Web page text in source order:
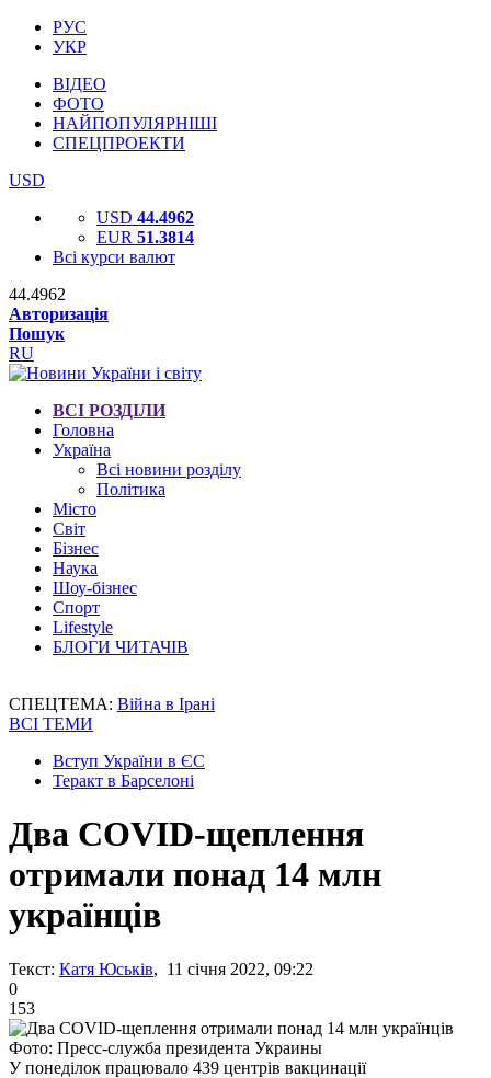
РУС
УКР
ВІДЕО
ФОТО
НАЙПОПУЛЯРНІШІ
СПЕЦПРОЕКТИ
USD
USD 44.4962
EUR 51.3814
Всі курси валют
44.4962
Авторизація
Пошук
RU
ВСІ РОЗДІЛИ
Головна
Україна
Всі новини розділу
Політика
Місто
Світ
Бізнес
Наука
Шоу-бізнес
Спорт
Lifestyle
БЛОГИ ЧИТАЧІВ
СПЕЦТЕМА: Війна в Ірані
ВСІ ТЕМИ
Вступ України в ЄС
Теракт в Барселоні
Два COVID-щеплення
отримали понад 14 млн
українців
Текст: Катя Юськів, 11 січня 2022, 09:22
0
153
Фото: Пресс-служба президента Украины
У понеділок працювало 439 центрів вакцинації